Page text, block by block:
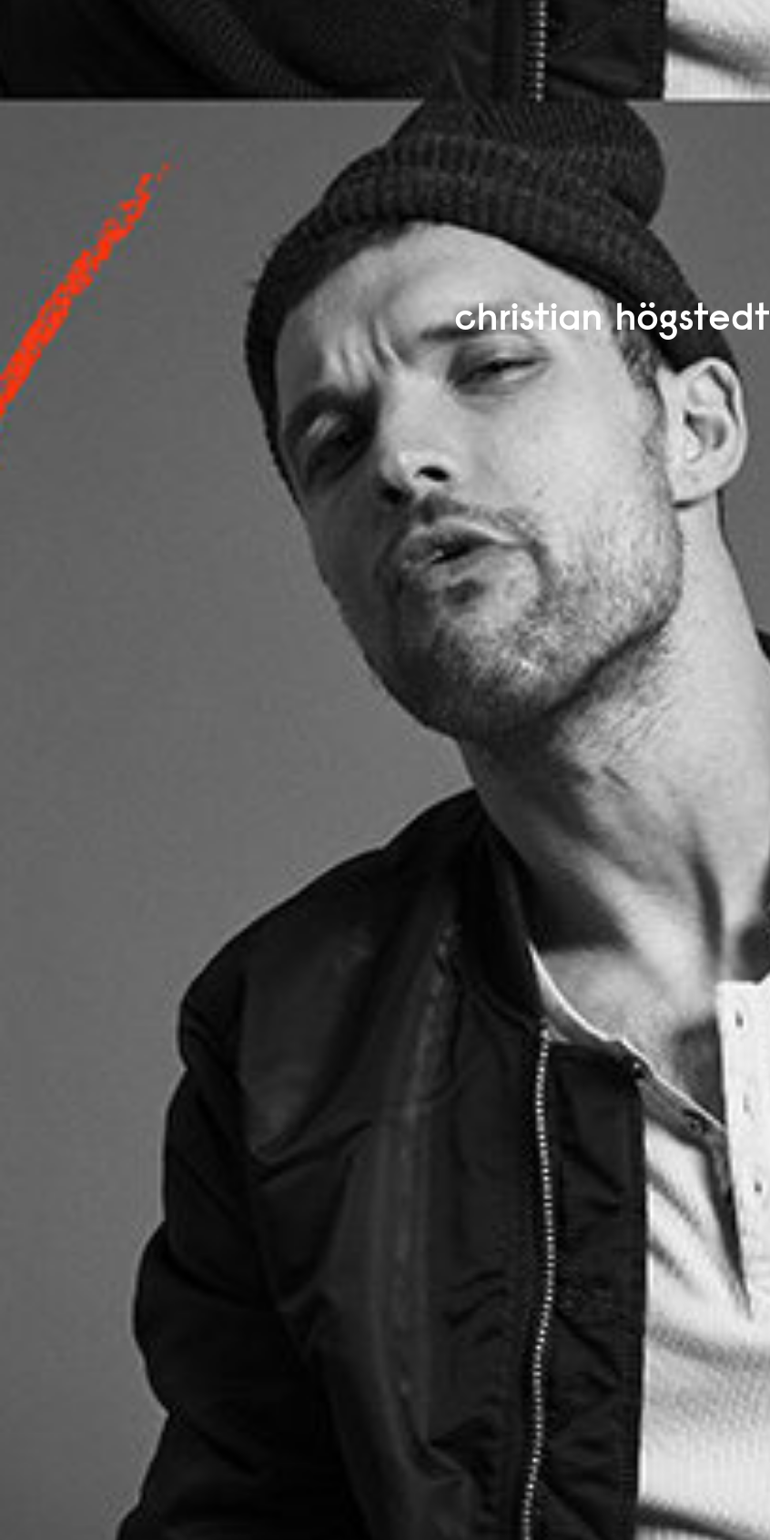
christian högstedt